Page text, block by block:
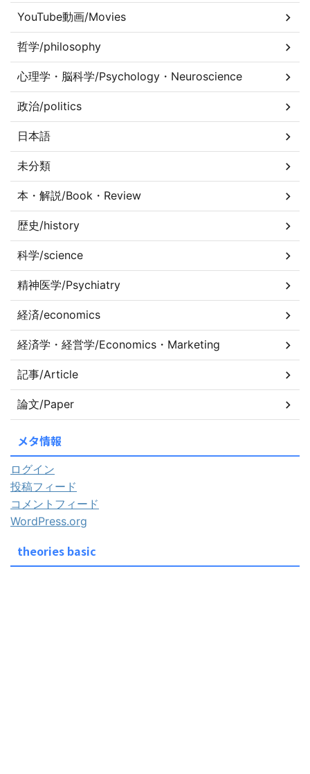
YouTube動画/Movies
哲学/philosophy
心理学・脳科学/Psychology・Neuroscience
政治/politics
日本語
未分類
本・解説/Book・Review
歴史/history
科学/science
精神医学/Psychiatry
経済/economics
経済学・経営学/Economics・Marketing
記事/Article
論文/Paper
メタ情報
ログイン
投稿フィード
コメントフィード
WordPress.org
theories basic